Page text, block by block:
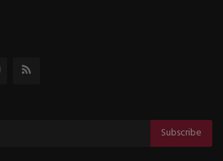
Subscribe